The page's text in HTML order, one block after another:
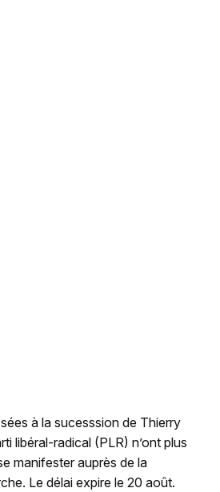
à la sucesssion de Thierry
libéral-radical (PLR) n’ont plus
manifester auprès de la
Le délai expire le 20 août.